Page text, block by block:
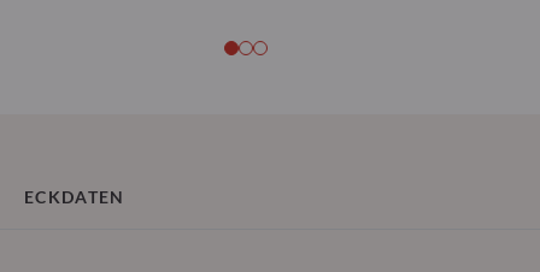
ECKDATEN